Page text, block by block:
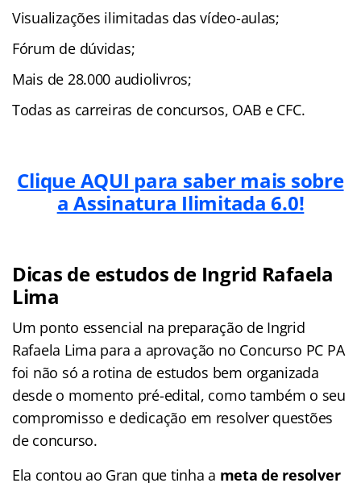
Visualizações ilimitadas das vídeo-aulas;
Fórum de dúvidas;
Mais de 28.000 audiolivros;
Todas as carreiras de concursos, OAB e CFC.
Clique AQUI para saber mais sobre
a Assinatura Ilimitada 6.0!
Dicas de estudos de Ingrid Rafaela
Lima
Um ponto essencial na preparação de Ingrid
Rafaela Lima para a aprovação no Concurso PC PA
foi não só a rotina de estudos bem organizada
desde o momento pré-edital, como também o seu
compromisso e dedicação em resolver questões
de concurso.
Ela contou ao Gran que tinha a meta de resolver